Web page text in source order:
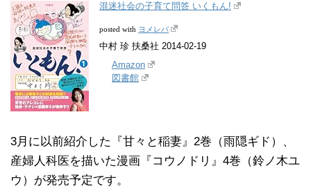
混迷社会の子育て問答 いくもん!
posted with ヨメレバ
中村 珍 扶桑社 2014-02-19
Amazon
図書館
3月に以前紹介した『甘々と稲妻』2巻（雨隠ギド）、
産婦人科医を描いた漫画『コウノドリ』4巻（鈴ノ木ユ
ウ）が発売予定です。